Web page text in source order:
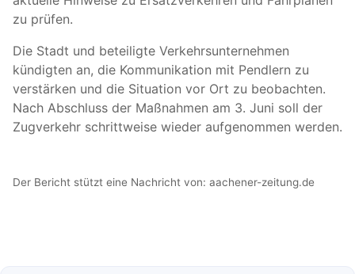
zu prüfen.
Die Stadt und beteiligte Verkehrsunternehmen
kündigten an, die Kommunikation mit Pendlern zu
verstärken und die Situation vor Ort zu beobachten.
Nach Abschluss der Maßnahmen am 3. Juni soll der
Zugverkehr schrittweise wieder aufgenommen werden.
Der Bericht stützt eine Nachricht von: aachener-zeitung.de